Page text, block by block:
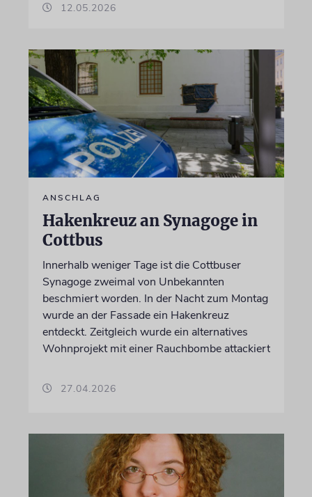
12.05.2026
ANSCHLAG
Hakenkreuz an Synagoge in
Cottbus
Innerhalb weniger Tage ist die Cottbuser
Synagoge zweimal von Unbekannten
beschmiert worden. In der Nacht zum Montag
wurde an der Fassade ein Hakenkreuz
entdeckt. Zeitgleich wurde ein alternatives
Wohnprojekt mit einer Rauchbombe attackiert
27.04.2026